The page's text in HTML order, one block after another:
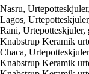
Nasru,
Lagos,
Rani, Urtepotteskjuler,
Knabstrup Keramik
Chaca,
Knabstrup Keramik